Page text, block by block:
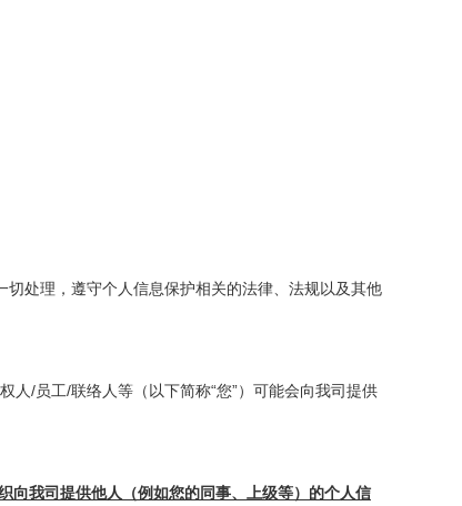
切处理，遵守个人信息保护相关的法律、法规以及其他
人/员工/联络人等（以下简称“您”）可能会向我司提供
向我司提供他人（例如您的同事、上级等）的个人信